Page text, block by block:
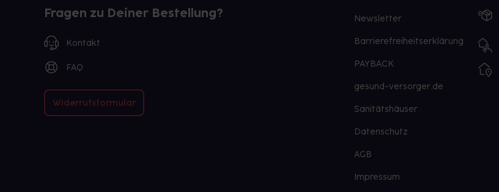
Fragen zu Deiner Bestellung?
Kontakt
FAQ
Widerrufsformular
Newsletter
Barrierefreiheitserklärung
PAYBACK
gesund-versorger.de
Sanitätshäuser
Datenschutz
AGB
Impressum